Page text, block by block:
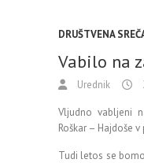
DRUŠTVENA
Vabilo na
Urednik
Vljudno vabljeni
Roškar – Hajdoše
Tudi letos se